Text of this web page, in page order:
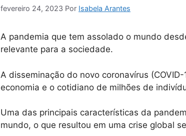
fevereiro 24, 2023 Por Isabela Arantes
A pandemia que tem assolado o mundo
relevante para a sociedade.
A disseminação do novo coronavírus
economia e o cotidiano de milhões de
Uma das principais características da
mundo, o que resultou em uma crise global